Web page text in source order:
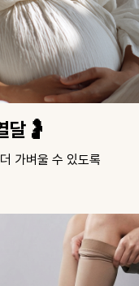
고, 피로는 덜고🏃
는 압박의 마법